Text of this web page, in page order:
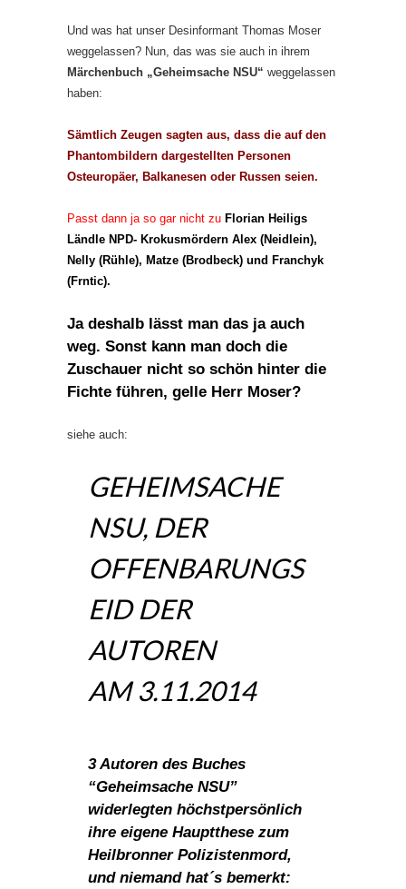
Und was hat unser Desinformant Thomas Moser
weggelassen? Nun, das was sie auch in ihrem
Märchenbuch „Geheimsache NSU“ weggelassen
haben:
Sämtlich Zeugen sagten aus, dass die auf den
Phantombildern dargestellten Personen
Osteuropäer, Balkanesen oder Russen seien.
Passt dann ja so gar nicht zu Florian Heiligs
Ländle NPD- Krokusmördern Alex (Neidlein),
Nelly (Rühle), Matze (Brodbeck) und Franchyk
(Frntic).
Ja deshalb lässt man das ja auch
weg. Sonst kann man doch die
Zuschauer nicht so schön hinter die
Fichte führen, gelle Herr Moser?
siehe auch:
GEHEIMSACHE
NSU, DER
OFFENBARUNGS
EID DER
AUTOREN
AM 3.11.2014
3 Autoren des Buches
“Geheimsache NSU”
widerlegten höchstpersönlich
ihre eigene Hauptthese zum
Heilbronner Polizistenmord,
und niemand hat´s bemerkt: